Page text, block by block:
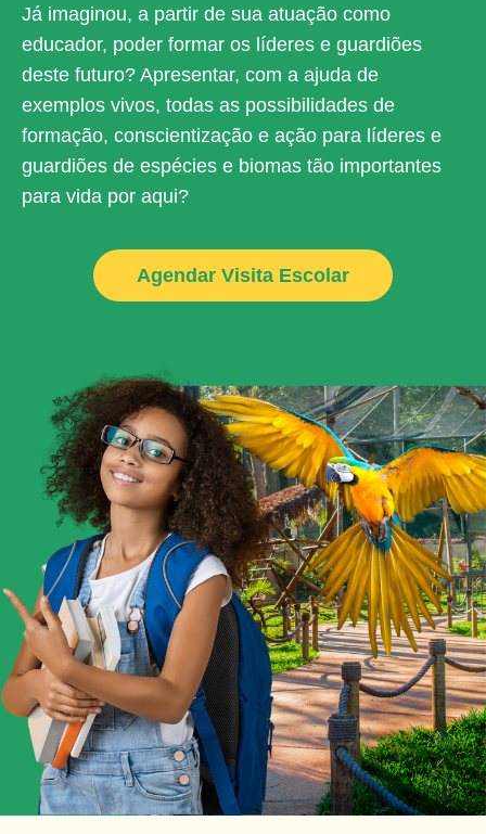
Já imaginou, a partir de sua atuação como
educador, poder formar os líderes e guardiões
deste futuro? Apresentar, com a ajuda de
exemplos vivos, todas as possibilidades de
formação, conscientização e ação para líderes e
guardiões de espécies e biomas tão importantes
para vida por aqui?
Agendar Visita Escolar